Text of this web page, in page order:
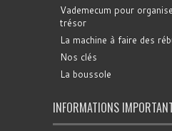
Vademecum pour
trésor
La machine à faire des
Nos clés
La boussole
INFORMATIONS